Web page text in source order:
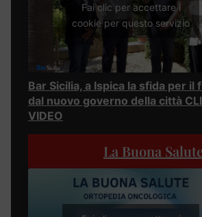
Fai clic per accettare i
cookie per questo servizio
Bar Sicilia, a Ispica la sfida per il
dal nuovo governo della città
VIDEO
La Buona Salute